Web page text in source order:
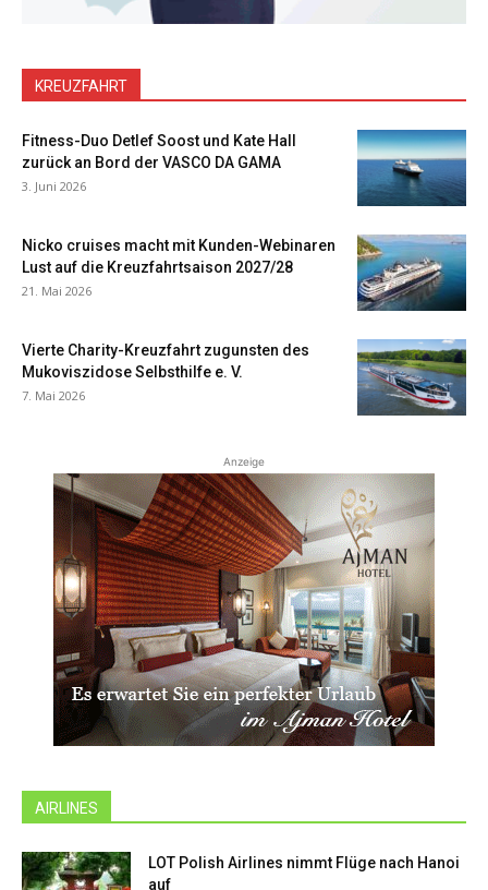
KREUZFAHRT
Fitness-Duo Detlef Soost und Kate Hall
zurück an Bord der VASCO DA GAMA
3. Juni 2026
Nicko cruises macht mit Kunden-Webinaren
Lust auf die Kreuzfahrtsaison 2027/28
21. Mai 2026
Vierte Charity-Kreuzfahrt zugunsten des
Mukoviszidose Selbsthilfe e. V.
7. Mai 2026
Anzeige
AIRLINES
LOT Polish Airlines nimmt Flüge nach Hanoi
auf